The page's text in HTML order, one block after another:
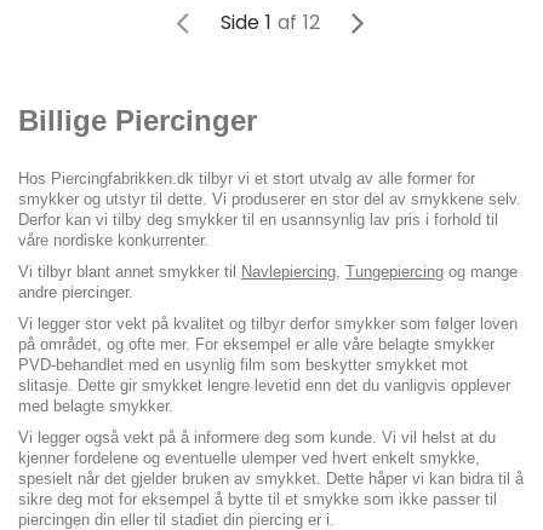
Side 1 af 12
Billige Piercinger
Hos Piercingfabrikken.dk tilbyr vi et stort utvalg av alle former for
smykker og utstyr til dette. Vi produserer en stor del av smykkene selv.
Derfor kan vi tilby deg smykker til en usannsynlig lav pris i forhold til
våre nordiske konkurrenter.
Vi tilbyr blant annet smykker til Navlepiercing Tungepiercing og mange
andre piercinger.
Vi legger stor vekt på kvalitet og tilbyr derfor smykker som følger loven
på området, og ofte mer. For eksempel er alle våre belagte smykker
PVD-behandlet med en usynlig film som beskytter smykket mot
slitasje. Dette gir smykket lengre levetid enn det du vanligvis opplever
med belagte smykker.
Vi legger også vekt på å informere deg som kunde. Vi vil helst at du
kjenner fordelene og eventuelle ulemper ved hvert enkelt smykke,
spesielt når det gjelder bruken av smykket. Dette håper vi kan bidra til å
sikre deg mot for eksempel å bytte til et smykke som ikke passer til
piercingen din eller til stadiet din piercing er i.